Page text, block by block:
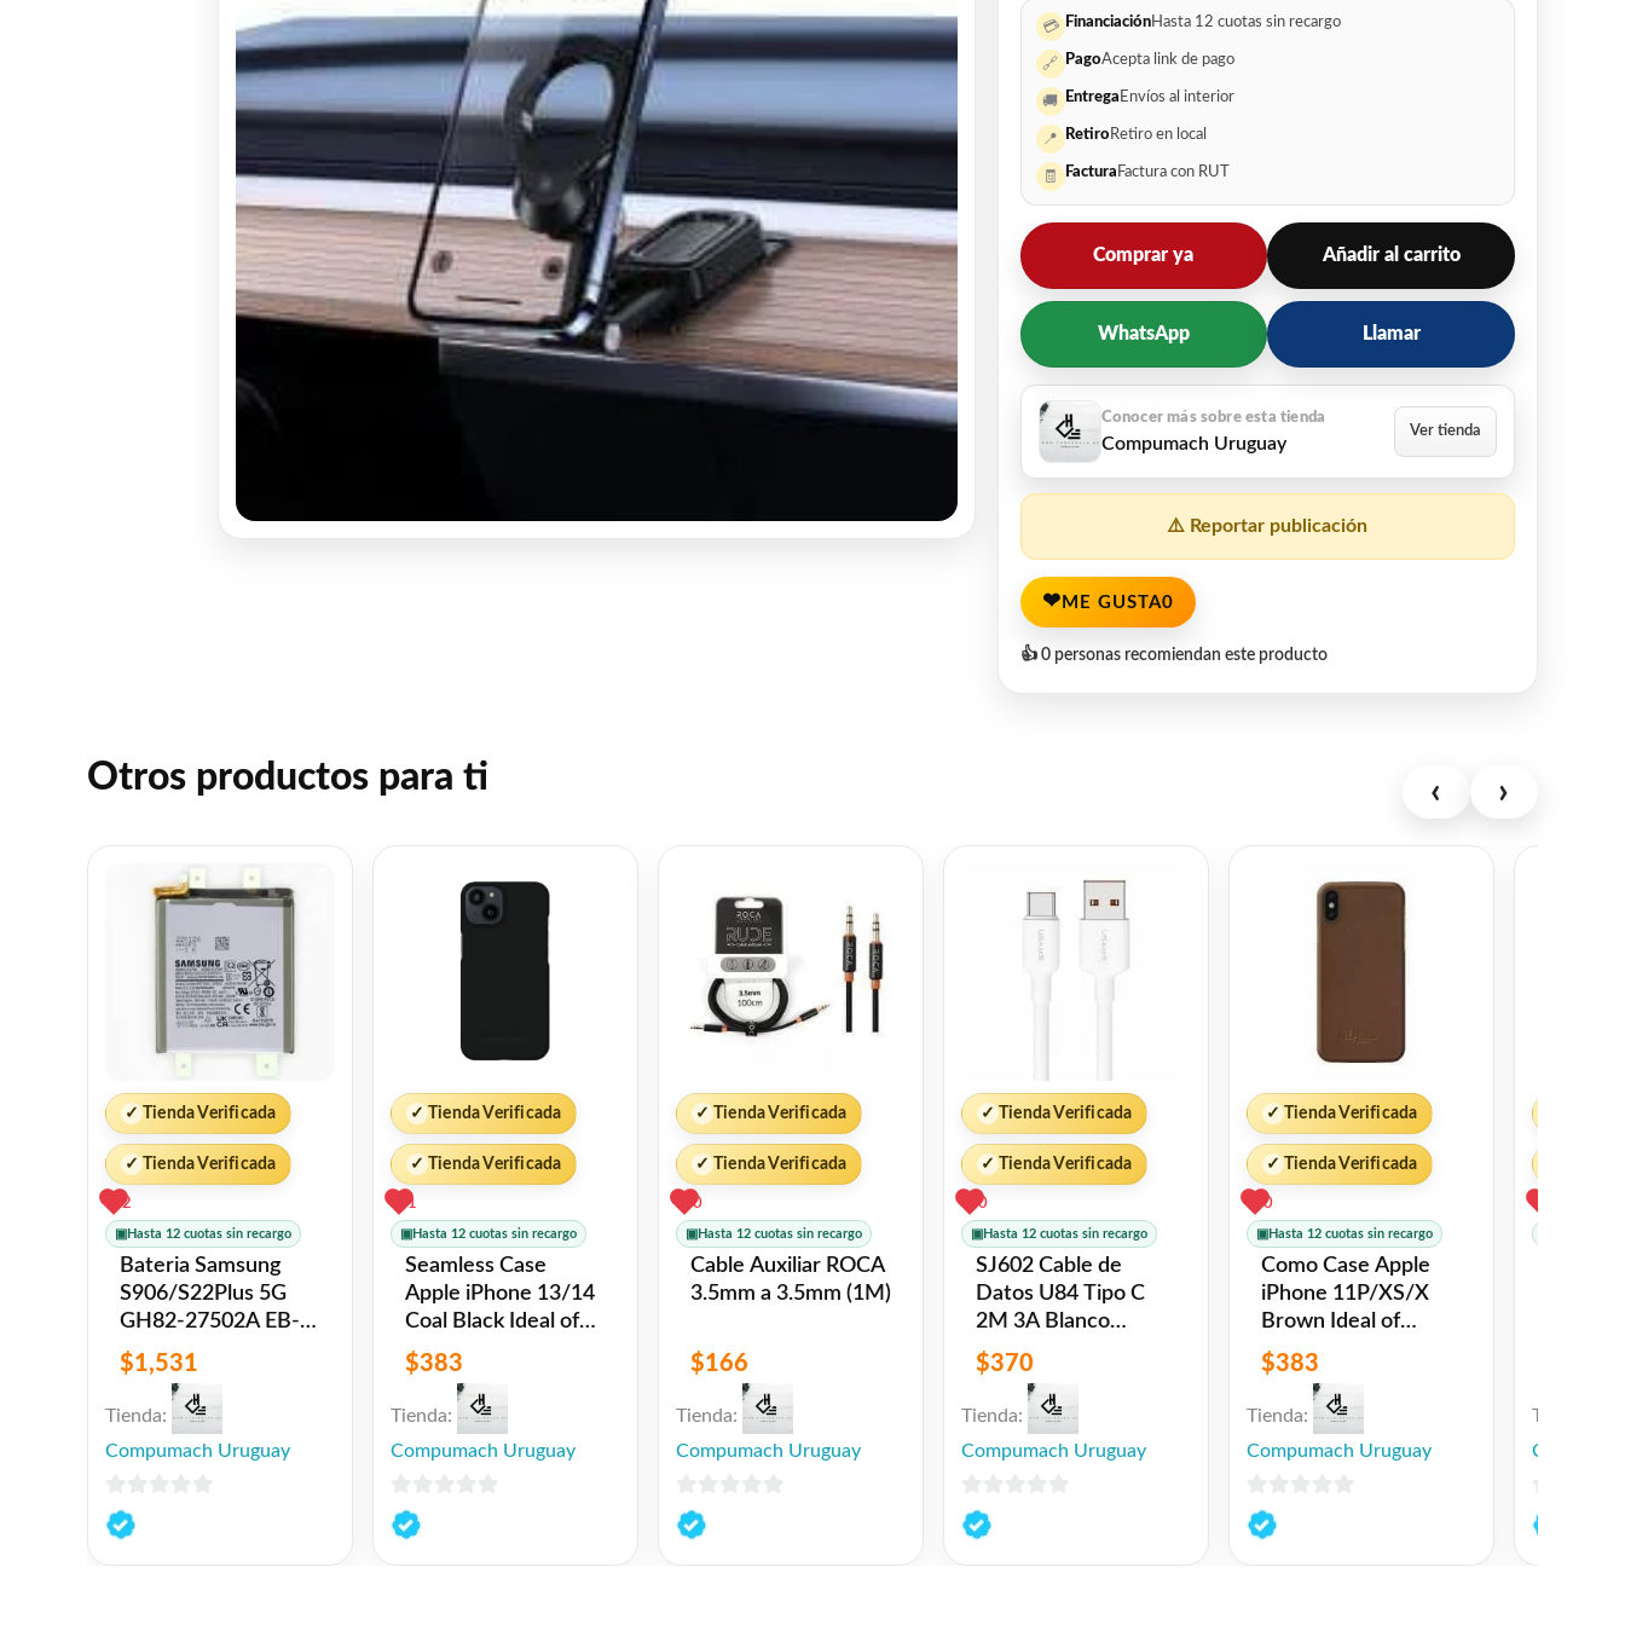
💳 FinanciaciónHasta 12 cuotas sin recargo
🔗 PagoAcepta link de pago
🚚 Entrega Envíos al interior
📍 Retiro Retiro en local
🧾 Factura Factura con RUT
Comprar ya Añadir al carrito
WhatsApp Llamar
Compumach Uruguay
⚠️ Reportar publicación
❤ ME GUSTA0
👍 0 personas recomiendan este producto
Otros productos para ti ‹ ›
✓ Tienda Verificada
✓ Tienda Verificada
2
▣Hasta 12 cuotas sin recargo
Bateria Samsung
S906/S22Plus 5G
GH82-27502A EB-
BS906ABY
4.500mAh Original
$1,531
Tienda:
Compumach Uruguay
0
de
✓ Tienda Verificada
✓ Tienda Verificada
1
▣Hasta 12 cuotas sin recargo
Seamless Case
Apple iPhone 13/14
Coal Black Ideal of
Sweden
$383
Tienda:
Compumach Uruguay
0
de
✓ Tienda Verificada
✓ Tienda Verificada
0
▣Hasta 12 cuotas sin recargo
Cable Auxiliar ROCA
3.5mm a 3.5mm (1M)
$166
Tienda:
Compumach Uruguay
0
de
✓ Tienda Verificada
✓ Tienda Verificada
0
▣Hasta 12 cuotas sin recargo
SJ602 Cable de
Datos U84 Tipo C
2M 3A Blanco
USAMS
$370
Tienda:
Compumach Uruguay
0
de
✓ Tienda Verificada
✓ Tienda Verificada
0
▣Hasta 12 cuotas sin recargo
Como Case Apple
iPhone 11P/XS/X
Brown Ideal of
Sweden
$383
Tienda:
Compumach Uruguay
0
de
Tienda:
0